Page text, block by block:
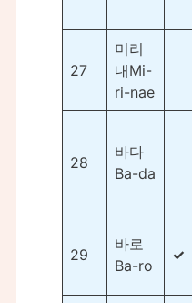
27
미리
내Mi-
ri-nae
28
바다
Ba-da
29
바로
Ba-ro
✓